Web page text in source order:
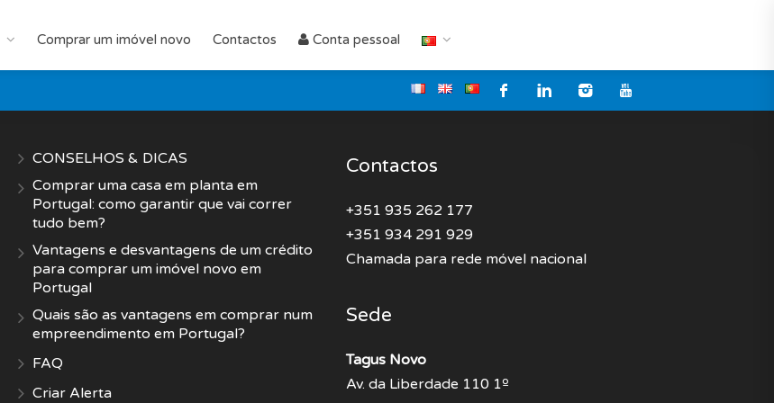
Comprar um imóvel novo Contactos Conta pessoal
CONSELHOS & DICAS
Comprar uma casa em planta em
Portugal: como garantir que vai correr
tudo bem?
Vantagens e desvantagens de um crédito
para comprar um imóvel novo em
Portugal
Quais são as vantagens em comprar num
empreendimento em Portugal?
FAQ
Criar Alerta
Contactos
+351 935 262 177
+351 934 291 929
Chamada para rede móvel nacional
Sede
Tagus Novo
Av. da Liberdade 110 1º